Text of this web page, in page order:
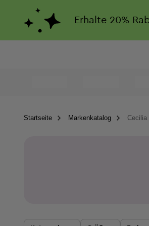
Erhalte 20%
Startseite Markenkatalog Cecilia